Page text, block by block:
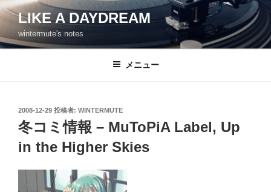
コ
テ
ン
LIKE A DAYDREAM
wintermute's notes
メニュー
投
稿
日:
2008-12-29 投稿者: WINTERMUTE
冬コミ情報 – MuToPiA Label, Up
in the Higher Skies